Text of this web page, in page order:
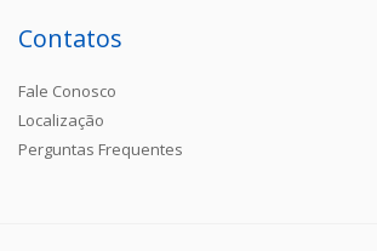
Contatos
Fale Conosco
Localização
Perguntas Frequentes